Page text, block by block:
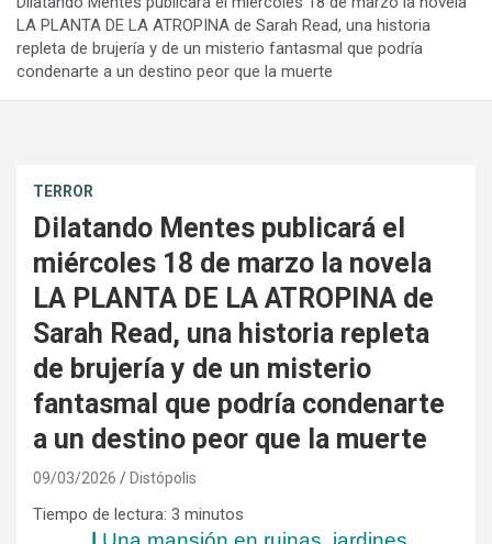
LA PLANTA DE LA ATROPINA de Sarah Read, una historia
repleta de brujería y de un misterio fantasmal que podría
condenarte a un destino peor que la muerte
TERROR
Dilatando Mentes publicará el
miércoles 18 de marzo la novela
LA PLANTA DE LA ATROPINA de
Sarah Read, una historia repleta
de brujería y de un misterio
fantasmal que podría condenarte
a un destino peor que la muerte
09/03/2026 Distópolis
Tiempo de lectura: 3 minutos